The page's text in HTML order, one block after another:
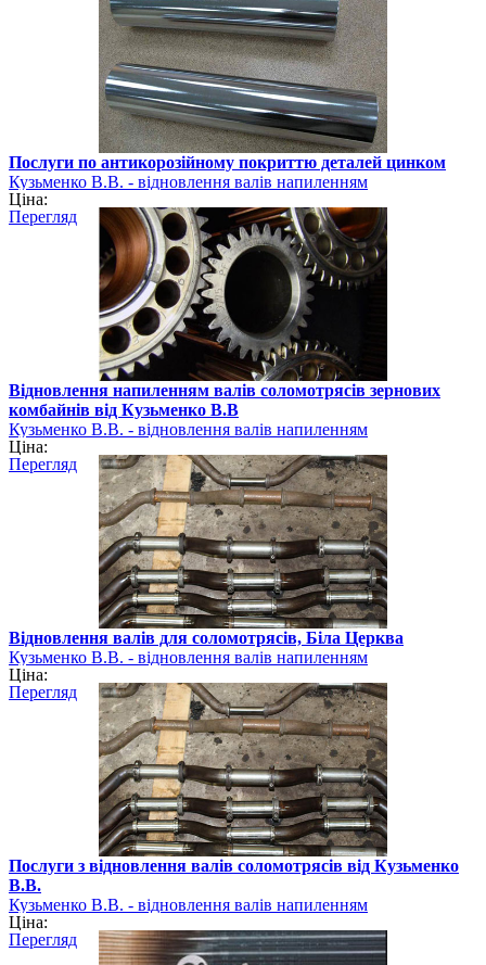
Послуги по антикорозійному покриттю деталей цинком
Кузьменко В.В. - відновлення валів напиленням
Ціна:
Перегляд
Відновлення напиленням валів соломотрясів зернових
комбайнів від Кузьменко В.В
Кузьменко В.В. - відновлення валів напиленням
Ціна:
Перегляд
Відновлення валів для соломотрясів, Біла Церква
Кузьменко В.В. - відновлення валів напиленням
Ціна:
Перегляд
Послуги з відновлення валів соломотрясів від Кузьменко
В.В.
Кузьменко В.В. - відновлення валів напиленням
Ціна:
Перегляд